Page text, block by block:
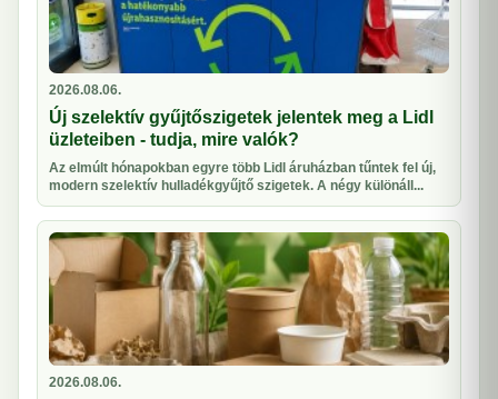
2026.08.06.
Új szelektív gyűjtőszigetek jelentek meg a Lidl
üzleteiben - tudja, mire valók?
Az elmúlt hónapokban egyre több Lidl áruházban tűntek fel új,
modern szelektív hulladékgyűjtő szigetek. A négy különáll...
2026.08.06.